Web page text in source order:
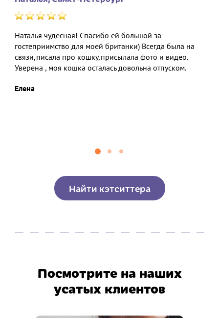
Наталья чудесная! Спасибо ей большой за
гостеприимство для моей британки) Всегда была на
связи,писала про кошку,присылала фото и видео.
Уверена , моя кошка осталась довольна отпуском.
Елена
Найти кэтситтера
Посмотрите на наших
усатых клиентов